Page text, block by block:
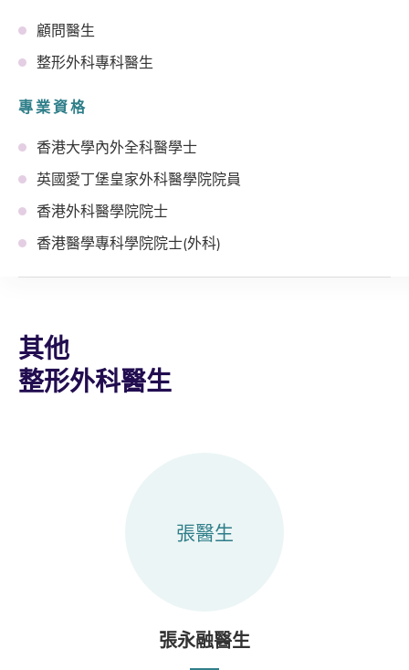
顧問醫生
整形外科專科醫生
專業資格
香港大學內外全科醫學士
英國愛丁堡皇家外科醫學院院員
香港外科醫學院院士
香港醫學專科學院院士(外科)
其他
整形外科醫生
張醫生
張永融醫生